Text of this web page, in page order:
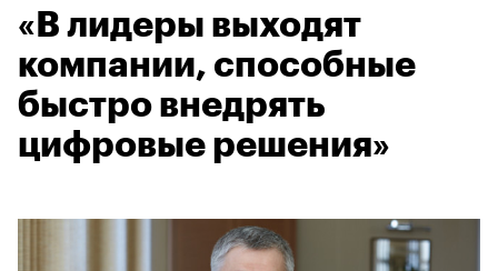
«В лидеры выходят
компании, способные
быстро внедрять
цифровые решения»